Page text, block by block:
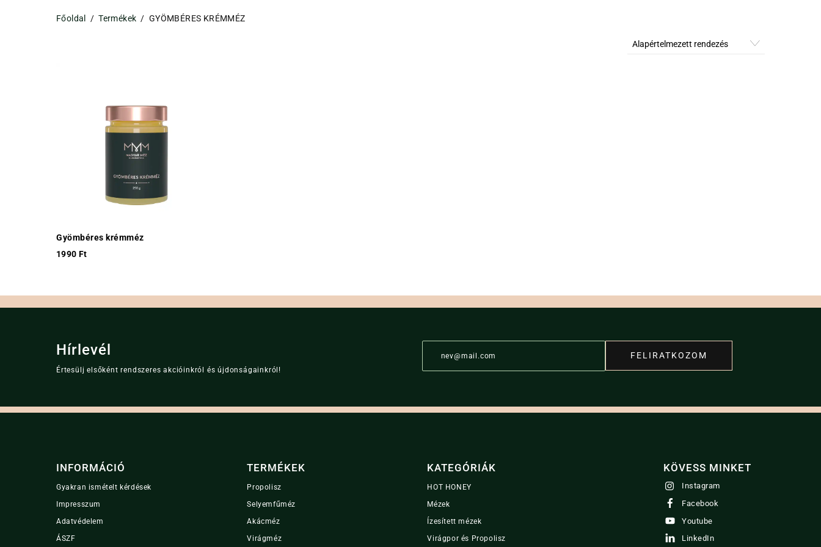
Főoldal / Termékek / GYÖMBÉRES KRÉMMÉZ
Gyömbéres krémméz
1990 Ft
Hírlevél
Értesülj elsőként rendszeres akcióinkról és újdonságainkról!
E
a
*
FELIRATKOZOM
INFORMÁCIÓ
Gyakran ismételt kérdések
Impresszum
Adatvédelem
ÁSZF
TERMÉKEK
Propolisz
Selyemfűméz
Akácméz
Virágméz
KATEGÓRIÁK
HOT HONEY
Mézek
Ízesített mézek
Virágpor és Propolisz
KÖVESS MINKET
Instagram
Facebook
Youtube
LinkedIn